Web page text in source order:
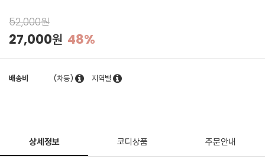
52,000원
27,000원 48%
배송비 (차등) 지역별
상세정보 코디상품 주문안내